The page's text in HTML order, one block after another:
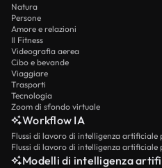
Natura
Persone
Amore e relazioni
Il Fitness
Videografia aerea
Cibo e bevande
Viaggiare
Trasporti
Tecnologia
Zoom di sfondo virtuale
Workflow IA
Flussi di lavoro di intelligenza artificiale
Modelli di intelligenza